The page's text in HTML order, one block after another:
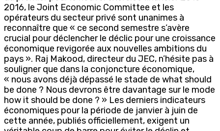
2016, le Joint Economic Committee et les
opérateurs du secteur privé sont unanimes à
reconnaître que « ce second semestre s’avère
crucial pour déclencher le déclic pour une croissance
économique revigorée aux nouvelles ambitions du
pays ». Raj Makood, directeur du JEC, n’hésite pas à
souligner que dans la conjoncture économique,
« nous avons déjà dépassé le stade de what should
be done ? Nous devrons être davantage sur le mode
how it should be done ? » Les derniers indicateurs
économiques pour la période de janvier à juin de
cette année, publiés officiellement, exigent un